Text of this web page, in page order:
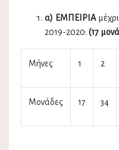
α) ΕΜΠΕΙΡΙΑμέχρι
2019-2020: (17
Μήνες 1 2
Μονάδες 17 34